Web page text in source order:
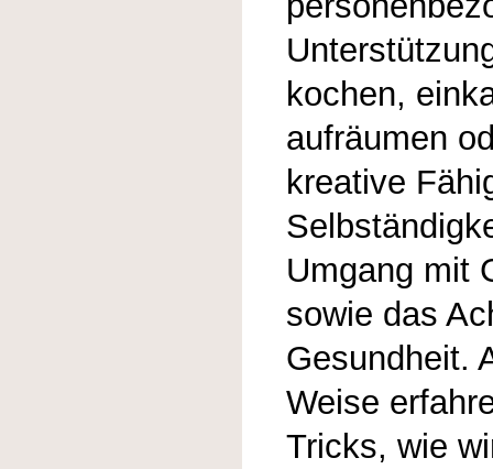
kochen,
aufräumen
kreative
Umgang mit
sowie das
Gesundheit.
Weise
Tricks, wie